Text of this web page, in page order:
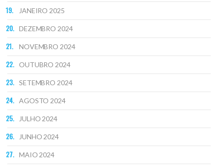
JANEIRO 2025
DEZEMBRO 2024
NOVEMBRO 2024
OUTUBRO 2024
SETEMBRO 2024
AGOSTO 2024
JULHO 2024
JUNHO 2024
MAIO 2024